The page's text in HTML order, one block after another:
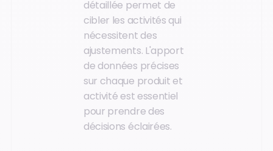
détaillée permet de
cibler les activités qui
nécessitent des
ajustements. L'apport
de données précises
sur chaque produit et
activité est essentiel
pour prendre des
décisions éclairées.